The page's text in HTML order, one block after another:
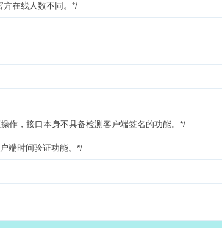
在线人数不同。*/
作，接口本身不具备检测客户端签名的功能。*/
端时间验证功能。*/